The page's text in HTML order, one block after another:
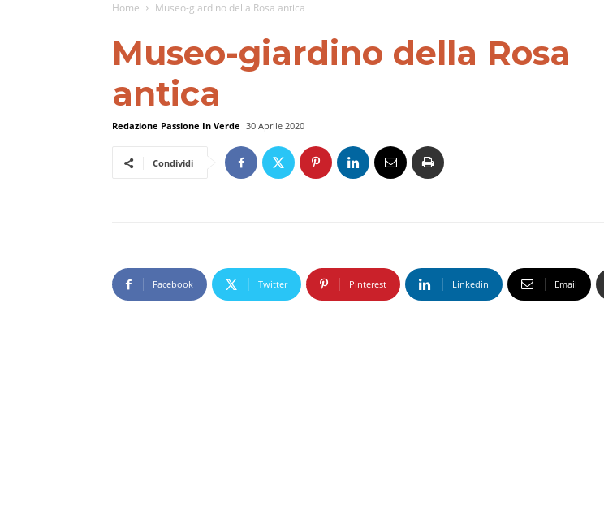
Home Museo-giardino della Rosa antica
Museo-giardino della Rosa
antica
Redazione Passione In Verde 30 Aprile 2020
Condividi
Facebook Twitter Pinterest Linkedin Email